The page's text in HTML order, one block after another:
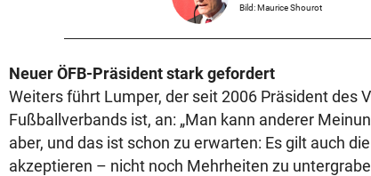
Bild: Maurice Shourot
Neuer ÖFB-Präsident stark gefordert
Weiters führt Lumper, der seit 2006 Präsident des
Fußballverbands ist, an: „Man kann anderer
aber, und das ist schon zu erwarten: Es gilt auch
akzeptieren – nicht noch Mehrheiten zu